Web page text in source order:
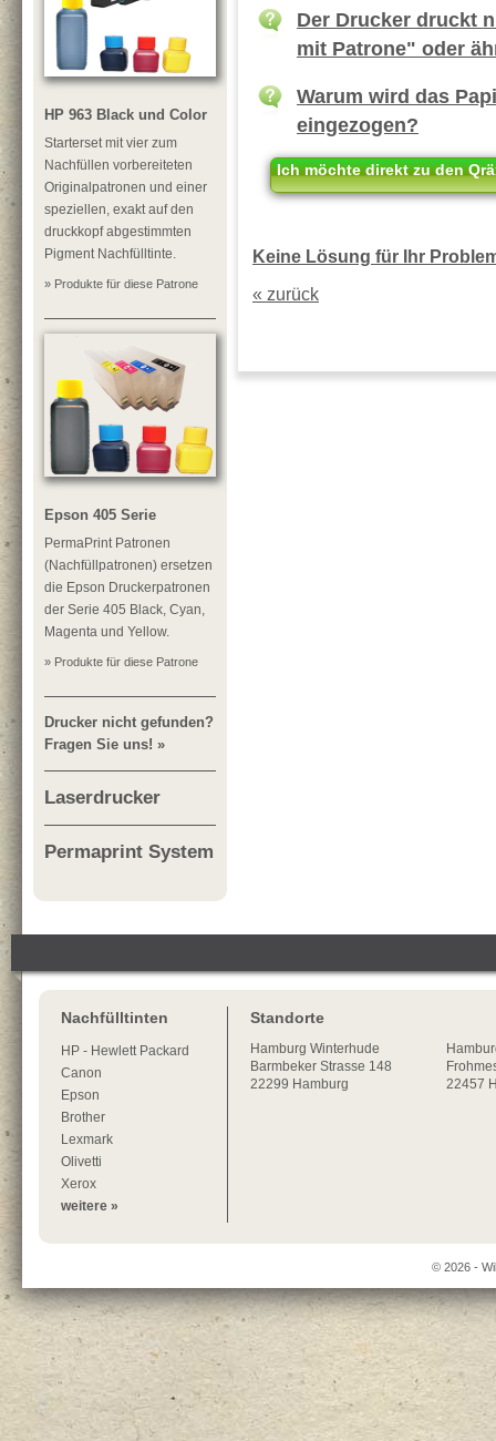
HP 963 Black und Color
Starterset mit vier zum
Nachfüllen vorbereiteten
Originalpatronen und einer
speziellen, exakt auf den
druckkopf abgestimmten
Pigment Nachfülltinte.
» Produkte für diese Patrone
Epson 405 Serie
PermaPrint Patronen
(Nachfüllpatronen) ersetzen
die Epson Druckerpatronen
der Serie 405 Black, Cyan,
Magenta und Yellow.
» Produkte für diese Patrone
Drucker nicht gefunden?
Fragen Sie uns! »
Laserdrucker
Permaprint System
Der Drucker druckt
mit Patrone" oder
Warum wird das
eingezogen?
Ich möchte direkt zu den
Keine Lösung für Ihr
« zurück
Nachfülltinten
HP - Hewlett Packard
Canon
Epson
Brother
Lexmark
Olivetti
Xerox
weitere »
Standorte
Hamburg Winterhude
Barmbeker Strasse 148
22299 Hamburg
22457
© 2026 -